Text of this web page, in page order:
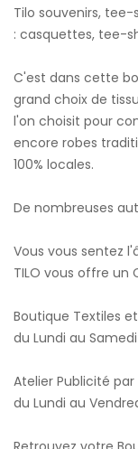
Tilo souvenirs,
: casquettes, tee-
C'est dans cette
grand choix de
l'on choisit pour
encore robes
100% locales.
De nombreuses
Vous vous sentez
TILO vous offre un
Boutique Textiles
du Lundi au
Atelier Publicité
du Lundi au